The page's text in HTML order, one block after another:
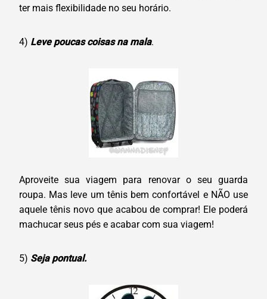
ter mais flexibilidade no seu horário.
4) Leve poucas coisas na mala.
Aproveite sua viagem para renovar o seu guarda
roupa. Mas leve um tênis bem confortável e NÃO use
aquele tênis novo que acabou de comprar! Ele poderá
machucar seus pés e acabar com sua viagem!
5) Seja pontual.